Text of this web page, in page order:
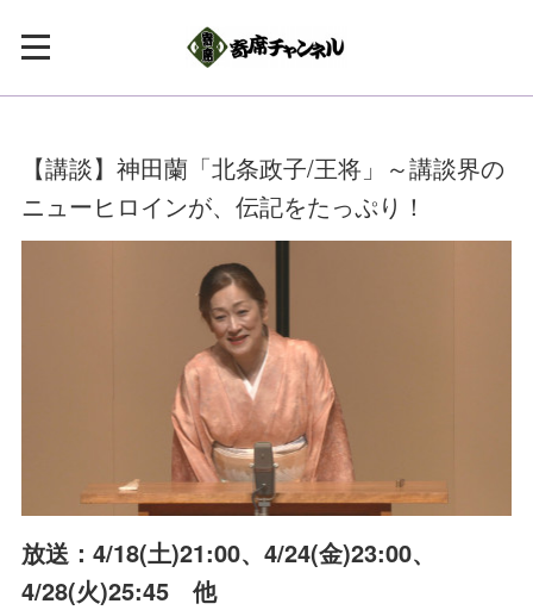
【講談】神田蘭「北条政子/王将」～講談界の
ニューヒロインが、伝記をたっぷり！
放送：4/18(土)21:00、4/24(金)23:00、
4/28(火)25:45 他